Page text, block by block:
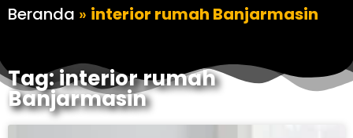
Beranda » interior rumah Banjarmasin
Tag: interior rumah
Banjarmasin